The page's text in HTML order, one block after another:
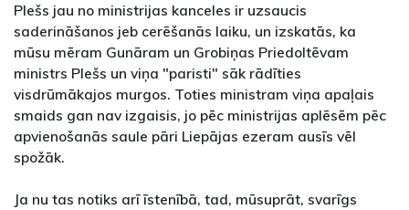
Plešs jau no ministrijas kanceles ir uzsaucis
saderināšanos jeb cerēšanās laiku, un izskatās, ka
mūsu mēram Gunāram un Grobiņas Priedoltēvam
ministrs Plešs un viņa "paristi" sāk rādīties
visdrūmākajos murgos. Toties ministram viņa apaļais
smaids gan nav izgaisis, jo pēc ministrijas aplēsēm pēc
apvienošanās saule pāri Liepājas ezeram ausīs vēl
spožāk.
Ja nu tas notiks arī īstenībā, tad, mūsuprāt, svarīgs